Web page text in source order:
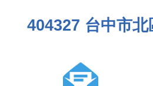
404327 台中市